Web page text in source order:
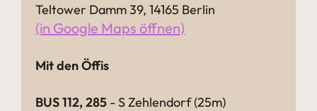
Teltower Damm 39, 14165 Berlin
(in Google Maps öffnen)
Mit den Öffis
BUS 112, 285 - S Zehlendorf (25m)